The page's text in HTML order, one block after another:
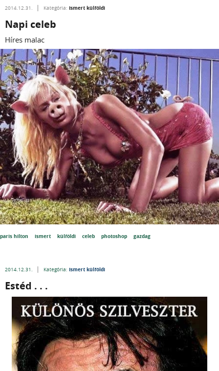
2014.12.31. Kategória: Ismert külföldi
Napi celeb
Híres malac
paris hilton ismert külföldi celeb photoshop gazdag
2014.12.31. Kategória: Ismert külföldi
Estéd . . .